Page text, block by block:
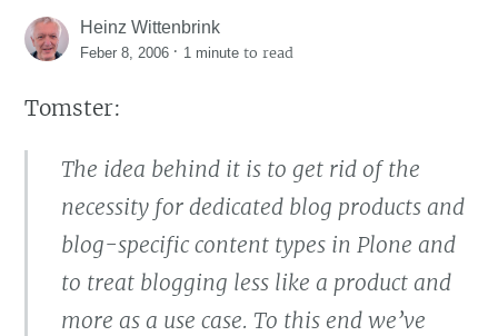
Heinz Wittenbrink
Feber 8, 2006 · 1 minute to read
Tomster:
The idea behind it is to get rid of the
necessity for dedicated blog products and
blog-specific content types in Plone and
to treat blogging less like a product and
more as a use case. To this end we’ve